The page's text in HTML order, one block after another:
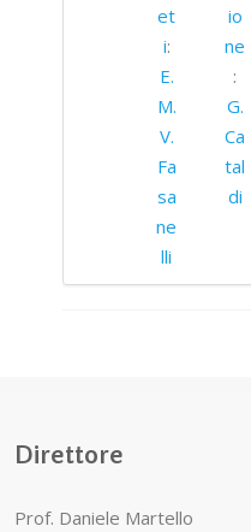
et
i:
E.
M.
V.
Fa
sa
ne
lli
io
ne
:
G.
Ca
tal
di
Direttore
Prof. Daniele Martello